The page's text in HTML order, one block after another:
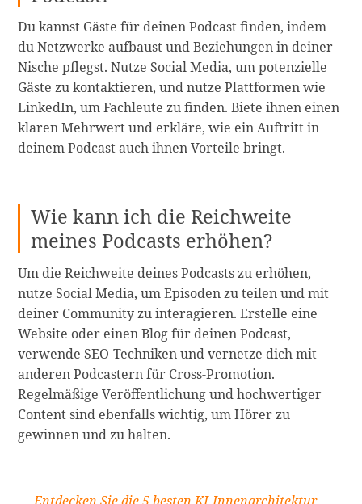
Du kannst Gäste für deinen Podcast finden, indem
du Netzwerke aufbaust und Beziehungen in deiner
Nische pflegst. Nutze Social Media, um potenzielle
Gäste zu kontaktieren, und nutze Plattformen wie
LinkedIn, um Fachleute zu finden. Biete ihnen einen
klaren Mehrwert und erkläre, wie ein Auftritt in
deinem Podcast auch ihnen Vorteile bringt.
Wie kann ich die Reichweite
meines Podcasts erhöhen?
Um die Reichweite deines Podcasts zu erhöhen,
nutze Social Media, um Episoden zu teilen und mit
deiner Community zu interagieren. Erstelle eine
Website oder einen Blog für deinen Podcast,
verwende SEO-Techniken und vernetze dich mit
anderen Podcastern für Cross-Promotion.
Regelmäßige Veröffentlichung und hochwertiger
Content sind ebenfalls wichtig, um Hörer zu
gewinnen und zu halten.